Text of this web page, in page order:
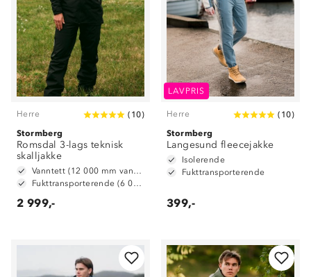
Herre ( 10)
Stormberg
Romsdal 3-lags teknisk
skalljakke
2 999,-
LAVPRIS
Herre ( 10)
Stormberg
Langesund fleecejakke
Isolerende
Fukttransporterende
399,-